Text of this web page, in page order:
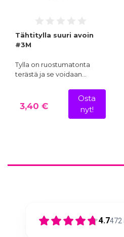
Tähtitylla suuri avoin
#3M
Tylla on ruostumatonta
terästä ja se voidaan…
3,40 €
Osta
nyt!
4.7472